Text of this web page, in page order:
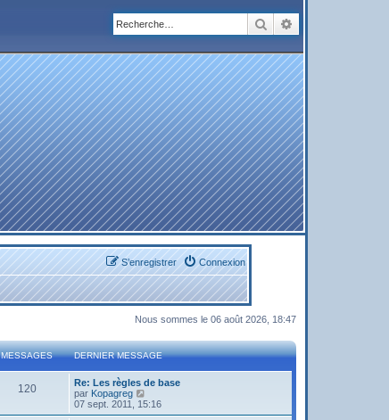
Rechercher
Connexion
S’enregistrer
Nous sommes le 06 août 2026, 18:47
MESSAGES DERNIER MESSAGE
120
Re: Les règles de base
par Kopagreg
o
i
07 sept. 2011, 15:16